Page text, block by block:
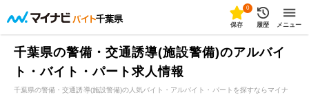
千葉県
0
保存 履歴 メニュー
千葉県の警備・交通誘導(施設警備)のアルバイ
ト・バイト・パート求人情報
千葉県の警備・交通誘導(施設警備)の人気バイト・アルバイト・パートを探すならマイナ